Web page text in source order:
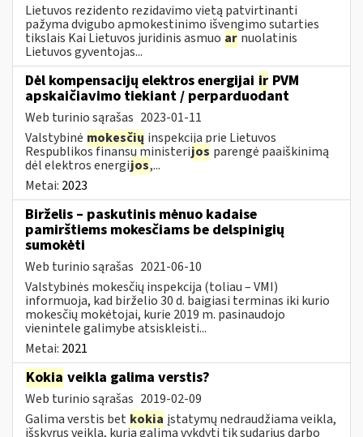
Lietuvos rezidento rezidavimo vietą patvirtinanti
pažyma dvigubo apmokestinimo išvengimo sutarties
tikslais Kai Lietuvos juridinis asmuo ar nuolatinis
Lietuvos gyventojas...
Dėl kompensacijų elektros energijai ir PVM
apskaičiavimo tiekiant / perparduodant
Web turinio sąrašas 2023-01-11
Valstybinė mokesčių inspekcija prie Lietuvos
Respublikos finansų ministerijos parengė paaiškinimą
dėl elektros energijos,...
Metai: 2023
Birželis – paskutinis mėnuo kadaise
pamirštiems mokesčiams be delspinigių
sumokėti
Web turinio sąrašas 2021-06-10
Valstybinės mokesčių inspekcija (toliau – VMI)
informuoja, kad birželio 30 d. baigiasi terminas iki kurio
mokesčių mokėtojai, kurie 2019 m. pasinaudojo
vienintele galimybe atsiskleisti...
Metai: 2021
Kokia veikla galima verstis?
Web turinio sąrašas 2019-02-09
Galima verstis bet kokia įstatymų nedraudžiama veikla,
išskyrus veiklą, kurią galima vykdyti tik sudarius darbo